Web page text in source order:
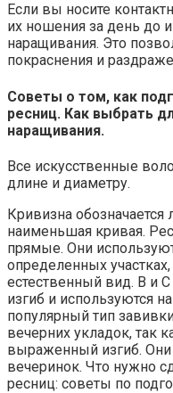
Если вы носите
их ношения за день до
наращивания. Это
покраснения и
Советы о том, как
ресниц. Как выбрать
наращивания.
Все искусственные
длине и диаметру.
Кривизна
наименьшая кривая.
прямые. Они
определенных
естественный вид. В и
изгиб и используются
популярный тип
вечерних укладок, так
выраженный изгиб. Они
вечеринок. Что нужно
ресниц: советы по